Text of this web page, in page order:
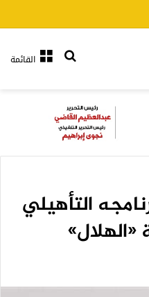
القائمةبحث عن
التأهيلي